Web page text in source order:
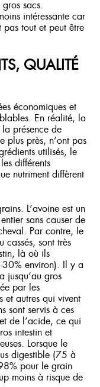
sacs.
intéressante car
pas tout et peut être
QUALITÉ
économiques et
En réalité, la
la présence de
plus près, n’ont pas
utilisés, le
différents
nutriment diffèrent
L’avoine est un
sans causer de
Par contre, le
cassés, sont très
là où ils
30% environ). Il y a
jusqu’au gros
par les
et autres qui vivent
sont servis à ces
de l’acide, ce qui
intestin et
Lorsque le
digestible (75 à
pour le grain
moins à risque de